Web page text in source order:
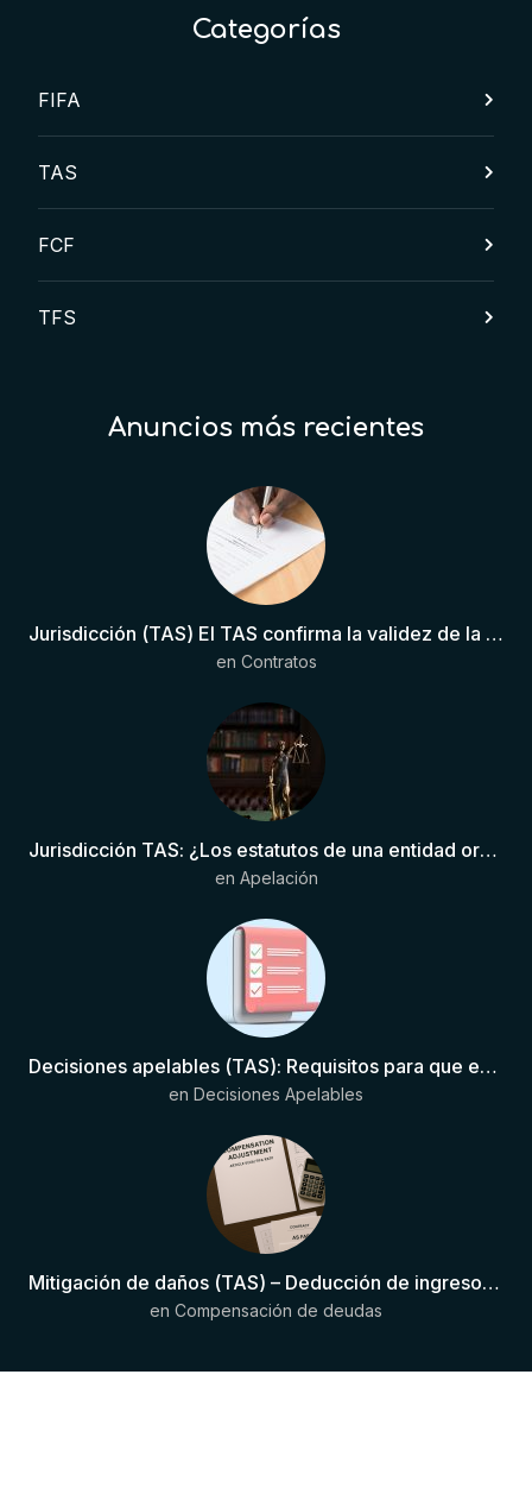
Categorías
FIFA
TAS
FCF
TFS
Anuncios más recientes
Jurisdicción (TAS) El TAS confirma la validez de la cláusula de sumisión jurisdiccional en el contrato del futbolista.
en Contratos
Jurisdicción TAS: ¿Los estatutos de una entidad organizadora de una liga de fútbol pueden otorgar competencia de forma directa al TAS?
en Apelación
Decisiones apelables (TAS): Requisitos para que exista una decisión
en Decisiones Apelables
Mitigación de daños (TAS) – Deducción de ingresos comprobados según el artículo 6(2)(b) del Anexo 2 RSTP FIFA
en Compensación de deudas